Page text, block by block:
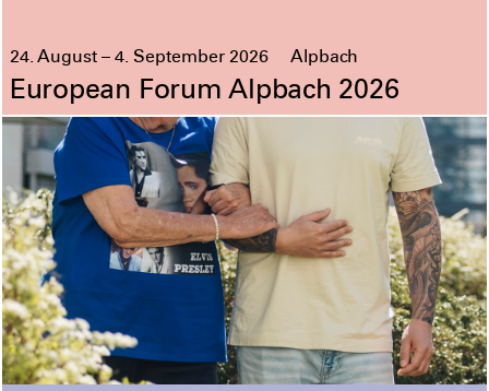
24. August – 4. September 2026 Alpbach
European Forum Alpbach 2026